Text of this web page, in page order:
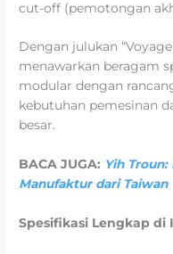
cut-off (pemotongan
Dengan julukan
menawarkan beragam
modular dengan
kebutuhan pemesinan
besar.
BACA JUGA: Yih
Manufaktur dari Taiwan
Spesifikasi Lengkap di